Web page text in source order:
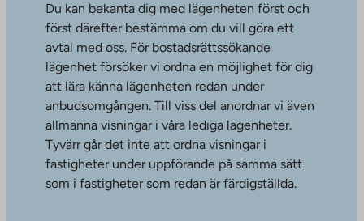
Du kan bekanta dig med lägenheten först och
först därefter bestämma om du vill göra ett
avtal med oss. För bostadsrättssökande
lägenhet försöker vi ordna en möjlighet för dig
att lära känna lägenheten redan under
anbudsomgången. Till viss del anordnar vi även
allmänna visningar i våra lediga lägenheter.
Tyvärr går det inte att ordna visningar i
fastigheter under uppförande på samma sätt
som i fastigheter som redan är färdigställda.